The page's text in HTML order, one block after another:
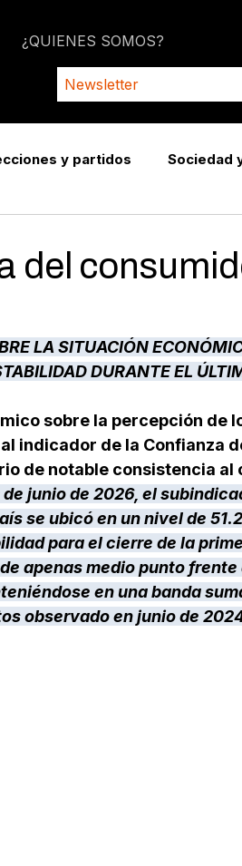
¿QUIENES SOMOS?
y partidos Sociedad
del
LA SITUACIÓN
DURANTE EL
sobre la percepción de
indicador de la Confianza
de notable consistencia
junio de 2026, el
se ubicó en un nivel de
para el cierre de la
apenas medio punto
en una banda
observado en junio de